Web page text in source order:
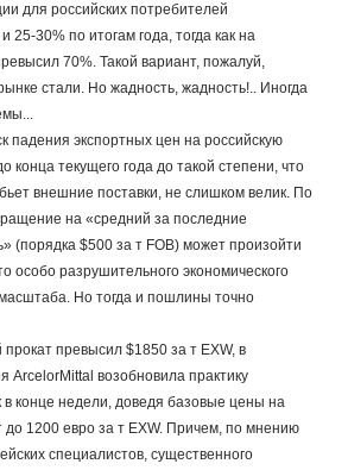
для российских потребителей
25-30% по итогам года, тогда как на
70%. Такой вариант, пожалуй,
стали. Но жадность, жадность!.. Иногда
падения экспортных цен на российскую
конца текущего года до такой степени, что
внешние поставки, не слишком велик. По
на «средний за последние
(порядка $500 за т FOB) может произойти
особо разрушительного экономического
Но тогда и пошлины точно
превысил $1850 за т EXW, в
ArcelorMittal возобновила практику
конце недели, доведя базовые цены на
до 1200 евро за т EXW. Причем, по мнению
специалистов, существенного